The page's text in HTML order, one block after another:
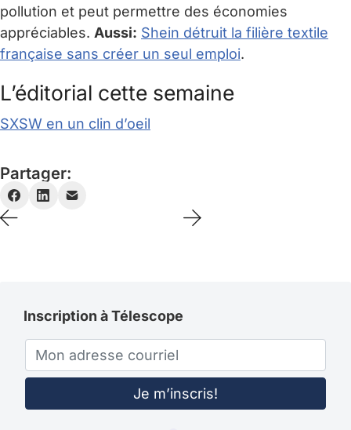
pollution et peut permettre des économies
appréciables. Aussi: Shein détruit la filière textile
française sans créer un seul emploi.
L’éditorial cette semaine
SXSW en un clin d’oeil
Partager:
Inscription à Télescope